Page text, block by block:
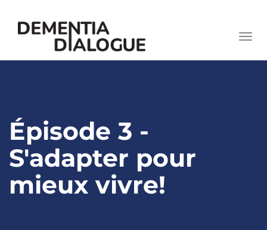
skip
to
Épisode 3 -
S'adapter pour
mieux vivre!